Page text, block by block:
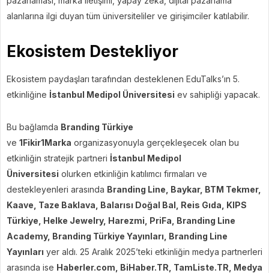
alanlarına ilgi duyan tüm üniversiteliler ve girişimciler katılabilir.
Ekosistem Destekliyor
Ekosistem paydaşları tarafından desteklenen EduTalks’ın 5.
etkinliğine İstanbul Medipol Üniversitesi ev sahipliği yapacak.
Bu bağlamda Branding Türkiye
ve 1Fikir1Marka organizasyonuyla gerçekleşecek olan bu
etkinliğin stratejik partneri İstanbul Medipol
Üniversitesi olurken etkinliğin katılımcı firmaları ve
destekleyenleri arasında Branding Line, Baykar, BTM Tekmer,
Kaave, Taze Baklava, Balarısı Doğal Bal, Reis Gıda, KIPS
Türkiye, Helke Jewelry, Harezmi, PriFa, Branding Line
Academy, Branding Türkiye Yayınları, Branding Line
Yayınları yer aldı. 25 Aralık 2025’teki etkinliğin medya partnerleri
arasında ise Haberler.com, BiHaber.TR, TamListe.TR, Medya